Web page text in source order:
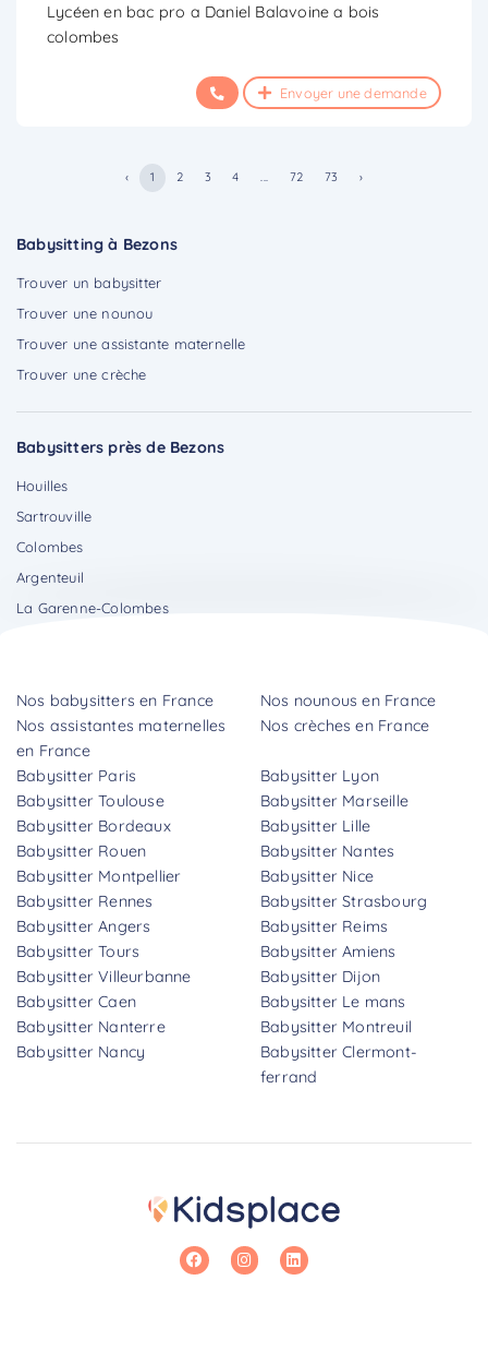
Babysitting à Bezons
Trouver un babysitter
Trouver une nounou
Trouver une assistante maternelle
Trouver une crèche
Babysitters près de Bezons
Houilles
Sartrouville
Colombes
Argenteuil
La Garenne-Colombes
Lycéen en bac pro a Daniel Balavoine a bois
colombes
Envoyer une demande
‹ 1 2 3 4 ... 72 73 ›
Nos babysitters en France
Nos nounous en France
Nos assistantes maternelles
en France
Nos crèches en France
Babysitter Paris
Babysitter Lyon
Babysitter Toulouse
Babysitter Marseille
Babysitter Bordeaux
Babysitter Lille
Babysitter Rouen
Babysitter Nantes
Babysitter Montpellier
Babysitter Nice
Babysitter Rennes
Babysitter Strasbourg
Babysitter Angers
Babysitter Reims
Babysitter Tours
Babysitter Amiens
Babysitter Villeurbanne
Babysitter Dijon
Babysitter Caen
Babysitter Le mans
Babysitter Nanterre
Babysitter Montreuil
Babysitter Nancy
Babysitter Clermont-
ferrand